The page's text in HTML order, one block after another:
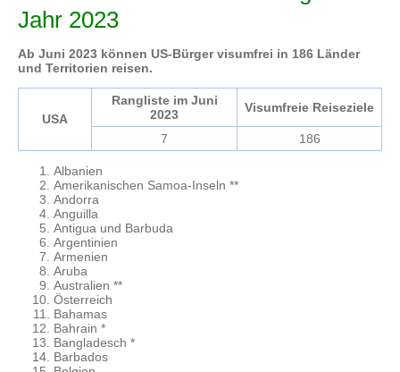
Jahr 2023
Ab Juni 2023 können US-Bürger visumfrei in 186 Länder
und Territorien reisen.
USA
Rangliste im Juni
2023
Visumfreie Reiseziele
7 186
Albanien
Amerikanischen Samoa-Inseln **
Andorra
Anguilla
Antigua und Barbuda
Argentinien
Armenien
Aruba
Australien **
Österreich
Bahamas
Bahrain *
Bangladesch *
Barbados